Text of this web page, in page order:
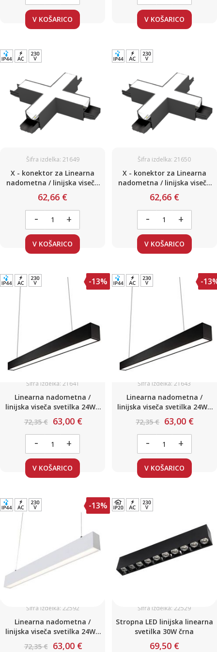
V KOŠARICO V KOŠARICO
Šifra izdelka: 21649
X - konektor za Linearna
nadometna / linijska viseča
svetila / črna / 15W / 1500lm /
3000K
62,66 €
- +
V KOŠARICO
Šifra izdelka: 21650
X - konektor za Linearna
nadometna / linijska viseča
svetila / črna / 15W / 1500lm /
4000K
62,66 €
- +
V KOŠARICO
-13%
Šifra izdelka: 21641
Linearna nadometna /
linijska viseča svetilka 24W /
L-600mm Toplo bela
72,35 € 63,00 €
- +
V KOŠARICO
-
Šifra izdelka: 21643
Linearna nadometna /
linijska viseča svetilka 24W /
L-600mm Nevtralno bela
72,35 € 63,00 €
- +
V KOŠARICO
-13%
Šifra izdelka: 22592
Linearna nadometna /
linijska viseča svetilka 24W /
L-600 mm Nevtralno bela
72,35 € 63,00 €
Šifra izdelka: 22529
Stropna LED linijska linearna
svetilka 30W črna
69,50 €